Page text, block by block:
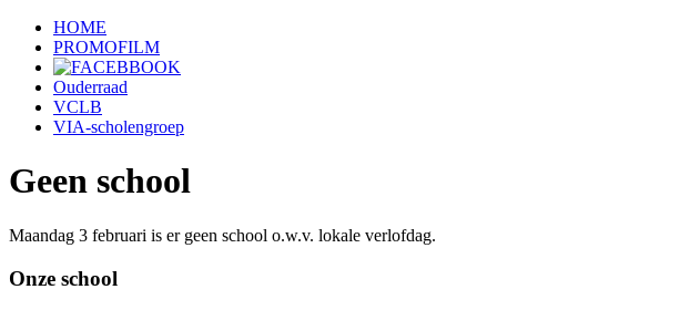
HOME
PROMOFILM
Ouderraad
VCLB
VIA-scholengroep
Geen school
Maandag 3 februari is er geen school o.w.v. lokale verlofdag.
Onze school